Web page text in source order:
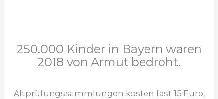
250.000 Kinder in Bayern waren
2018 von Armut bedroht.
Altprüfungssammlungen kosten fast 15 Euro,